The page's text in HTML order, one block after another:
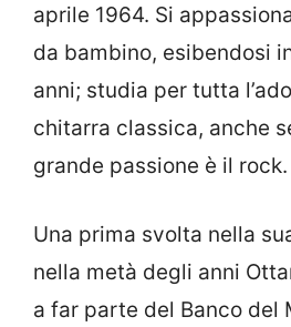
aprile 1964. Si
da bambino, esibendosi
anni; studia per tutta
chitarra classica, anche
grande passione è il rock.
Una prima svolta nella
nella metà degli anni
a far parte del Banco del